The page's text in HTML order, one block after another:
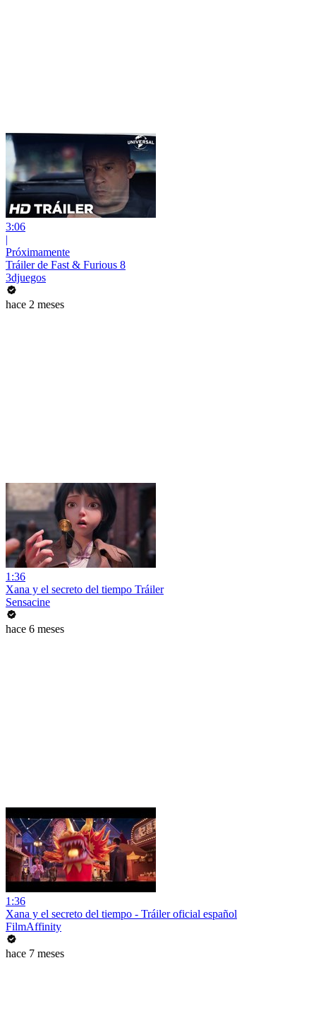
3:06
|
Próximamente
Tráiler de Fast & Furious 8
3djuegos
hace 2 meses
1:36
Xana y el secreto del tiempo Tráiler
Sensacine
hace 6 meses
1:36
Xana y el secreto del tiempo - Tráiler oficial español
FilmAffinity
hace 7 meses